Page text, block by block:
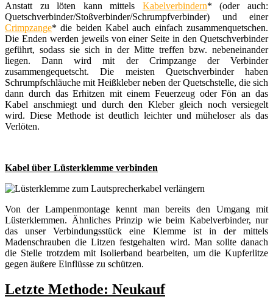
Anstatt zu löten kann mittels Kabelverbindern* (oder auch:
Quetschverbinder/Stoßverbinder/Schrumpfverbinder) und einer
Crimpzange* die beiden Kabel auch einfach zusammenquetschen.
Die Enden werden jeweils von einer Seite in den Quetschverbinder
geführt, sodass sie sich in der Mitte treffen bzw. nebeneinander
liegen. Dann wird mit der Crimpzange der Verbinder
zusammengequetscht. Die meisten Quetschverbinder haben
Schrumpfschläuche mit Heißkleber neben der Quetschstelle, die sich
dann durch das Erhitzen mit einem Feuerzeug oder Fön an das
Kabel anschmiegt und durch den Kleber gleich noch versiegelt
wird. Diese Methode ist deutlich leichter und müheloser als das
Verlöten.
Kabel über Lüsterklemme verbinden
Von der Lampenmontage kennt man bereits den Umgang mit
Lüsterklemmen. Ähnliches Prinzip wie beim Kabelverbinder, nur
das unser Verbindungsstück eine Klemme ist in der mittels
Madenschrauben die Litzen festgehalten wird. Man sollte danach
die Stelle trotzdem mit Isolierband bearbeiten, um die Kupferlitze
gegen äußere Einflüsse zu schützen.
Letzte Methode: Neukauf